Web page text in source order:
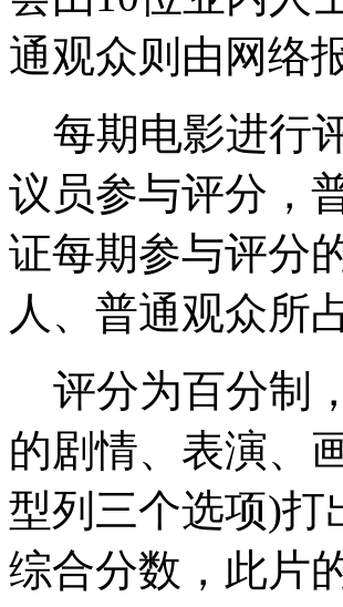
通观众则由网络
每期电影进行
议员参与评分，
证每期参与评分
人、普通观众所
评分为百分制
的剧情、表演、
型列三个选项)打
综合分数，此片